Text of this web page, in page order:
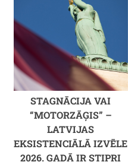
STAGNĀCIJA VAI
“MOTORZĀĢIS” –
LATVIJAS
EKSISTENCIĀLĀ IZVĒLE
2026. GADĀ IR STIPRI